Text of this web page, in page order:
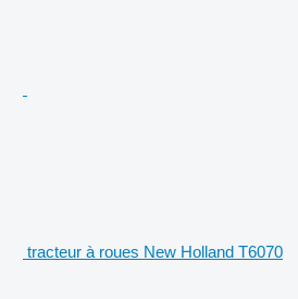
tracteur à roues New Holland T6070